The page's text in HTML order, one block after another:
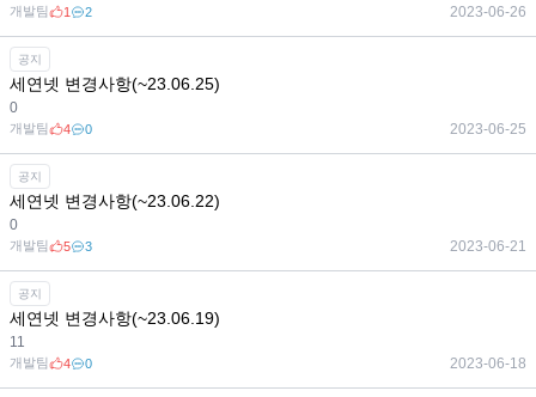
개발팀 1 2 2023-06-26
공지
세연넷 변경사항(~23.06.25)
0
개발팀 4 0 2023-06-25
공지
세연넷 변경사항(~23.06.22)
0
개발팀 5 3 2023-06-21
공지
세연넷 변경사항(~23.06.19)
11
개발팀 4 0 2023-06-18